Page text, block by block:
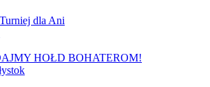
dla Ani
HOŁD BOHATEROM!